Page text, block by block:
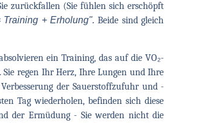
zurückfallen (Sie fühlen sich erschöpft
Training + Erholung". Beide sind gleich
ein Training, das auf die VO₂-
regen Ihr Herz, Ihre Lungen und Ihre
der Sauerstoffzufuhr und -
Tag wiederholen, befinden sich diese
der Ermüdung - Sie werden nicht die